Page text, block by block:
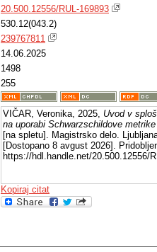
20.500.12556/RUL-169893
530.12(043.2)
239767811
14.06.2025
1498
255
VIČAR, Veronika, 2025, Uvod v
na uporabi Schwarzschildove
[na spletu]. Magistrsko delo.
[Dostopano 8 avgust 2026].
https://hdl.handle.net/20.500.12556/
Kopiraj citat